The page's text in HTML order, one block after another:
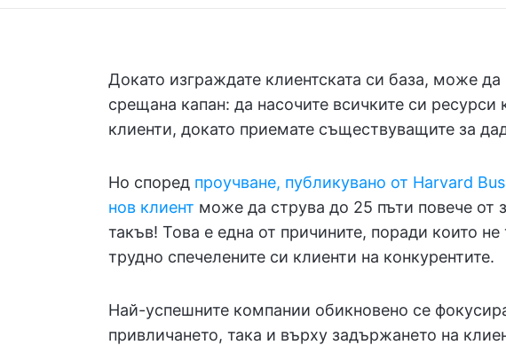
Докато изграждате клиентската си база, може да
срещана капан: да насочите всичките си
клиенти, докато приемате съществуващите за
Но според проучване, публикувано от Harvard
нов клиент може да струва до 25 пъти повече
такъв! Това е една от причините, поради които
трудно спечелените си клиенти на конкурентите.
Най-успешните компании обикновено се
привличането, така и върху задържането на